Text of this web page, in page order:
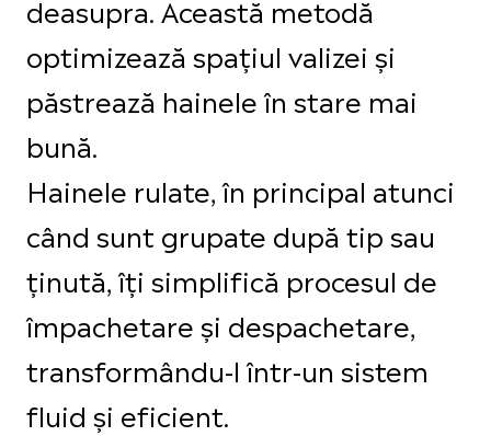
deasupra. Această metodă
optimizează spațiul valizei și
păstrează hainele în stare mai
bună.
Hainele rulate, în principal atunci
când sunt grupate după tip sau
ținută, îți simplifică procesul de
împachetare și despachetare,
transformându-l într-un sistem
fluid și eficient.